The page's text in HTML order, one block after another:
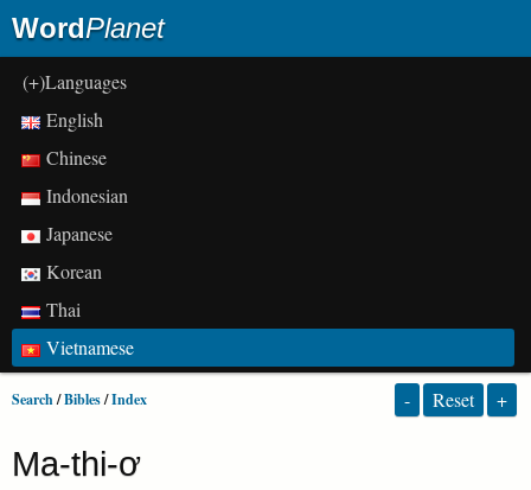
WordPlanet
(+)Languages
English
Chinese
Indonesian
Japanese
Korean
Thai
Vietnamese
Search/Bibles/Index - Reset +
Ma-thi-ơ